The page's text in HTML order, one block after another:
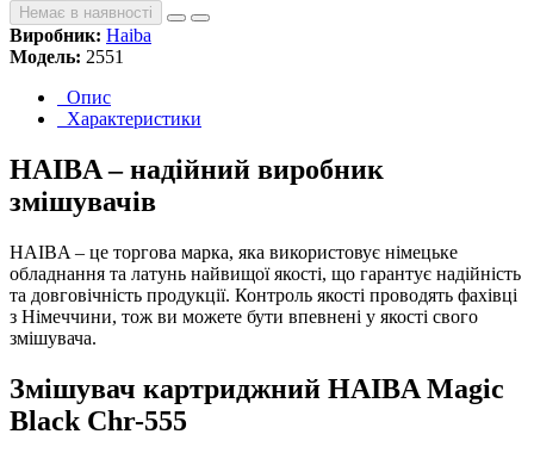
Немає в наявності
Виробник: Haiba
Модель: 2551
Опис
Характеристики
HAIBA – надійний виробник
змішувачів
HAIBA – це торгова марка, яка використовує німецьке
обладнання та латунь найвищої якості, що гарантує надійність
та довговічність продукції. Контроль якості проводять фахівці
з Німеччини, тож ви можете бути впевнені у якості свого
змішувача.
Змішувач картриджний HAIBA Magic
Black Chr-555